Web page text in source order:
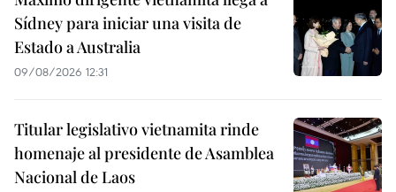
Sídney para iniciar una visita de
Estado a Australia
09/08/2026 12:31
Titular legislativo vietnamita rinde
homenaje al presidente de Asamblea
Nacional de Laos